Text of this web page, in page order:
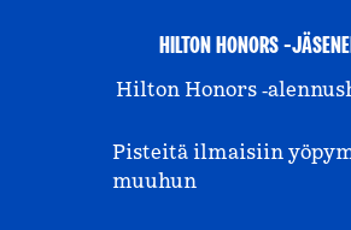
HILTON HONORS -
Hilton Honors
Pisteitä ilmaisiin
muuhun